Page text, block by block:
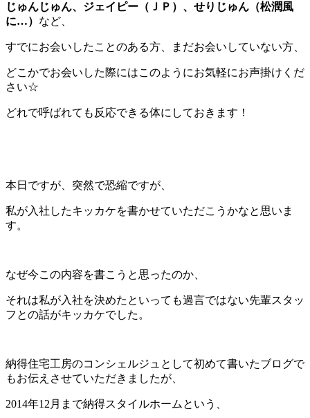
じゅんじゅん、ジェイピー（ＪＰ）、せりじゅん（松潤風
に…） など、
すでにお会いしたことのある方、まだお会いしていない方、
どこかでお会いした際にはこのようにお気軽にお声掛けくだ
さい☆
どれで呼ばれても反応できる体にしておきます！
本日ですが、突然で恐縮ですが、
私が入社したキッカケを書かせていただこうかなと思いま
す。
なぜ今この内容を書こうと思ったのか、
それは私が入社を決めたといっても過言ではない先輩スタッ
フとの話がキッカケでした。
納得住宅工房のコンシェルジュとして初めて書いたブログで
もお伝えさせていただきましたが、
2014年12月まで納得スタイルホームという、